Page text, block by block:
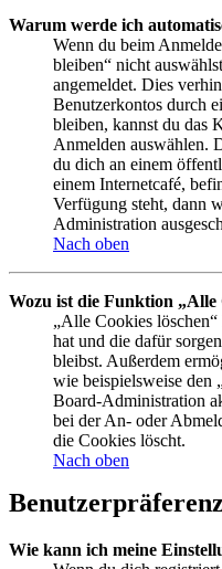
Warum werde ich
Wenn du beim
bleiben“ nicht
angemeldet. Dies
Benutzerkontos durch
bleiben, kannst du das
Anmelden auswählen.
du dich an einem
einem Internetcafé,
Verfügung steht, dann
Administration
Nach oben
Wozu ist die Funktion „Alle
„Alle Cookies
hat und die dafür
bleibst. Außerdem
wie beispielsweise den
Board-Administration
bei der An- oder
die Cookies löscht.
Nach oben
Wie kann ich meine